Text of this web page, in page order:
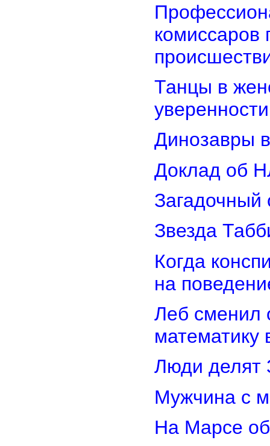
комиссаров
Танцы в
Динозавры
Доклад об
Загадочный
Звезда
Когда
на
Леб сменил
математику
Люди делят
Мужчина с
На Марсе